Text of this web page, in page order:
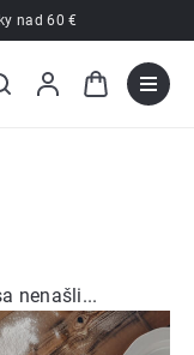
nad 60 €
nenašli...